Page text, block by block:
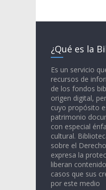
¿Qué es la
Es un servicio
recursos de
de los fondos
origen digital,
cuyo propósito
patrimonio
con especial
cultural.
sobre el
expresa la
liberan
casos que sus
por este medio